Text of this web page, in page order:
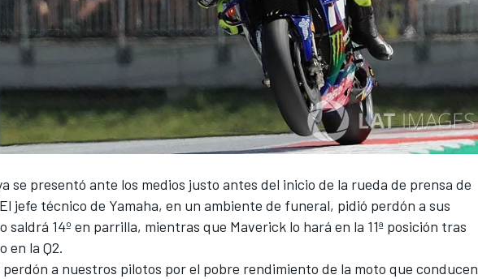
se presentó ante los medios justo antes del inicio de la rueda de prensa de
jefe técnico de Yamaha, en un ambiente de funeral, pidió perdón a sus
saldrá 14º en parrilla, mientras que Maverick lo hará en la 11ª posición tras
en la Q2.
perdón a nuestros pilotos por el pobre rendimiento de la moto que conducen